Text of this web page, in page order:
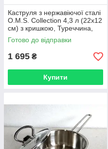
Каструля з нержавіючої сталі
O.M.S. Collection 4,3 л (22х12
см) з кришкою, Туреччина,
арт. 2039-22
Готово до відправки
1 695 ₴
Купити